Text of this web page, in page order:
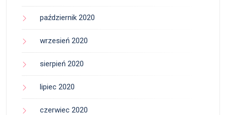
październik 2020
wrzesień 2020
sierpień 2020
lipiec 2020
czerwiec 2020